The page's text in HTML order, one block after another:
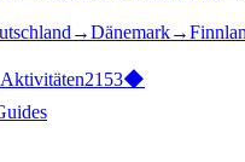
→Dänemark→
Aktivitäten2153◆